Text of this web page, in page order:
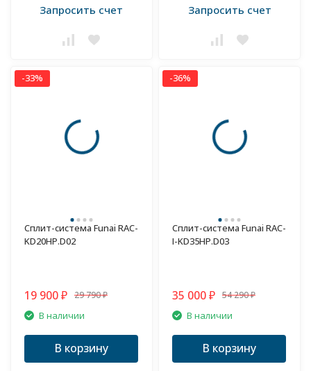
Запросить счет Запросить счет
-33%
Сплит-система Funai RAC-
KD20HP.D02
19 900 ₽ 29 790 ₽
В наличии
В корзину
-36%
Сплит-система Funai RAC-
I-KD35HP.D03
35 000 ₽ 54 290 ₽
В наличии
В корзину